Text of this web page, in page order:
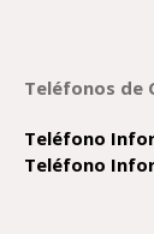
Teléfonos de
Teléfono
Teléfono